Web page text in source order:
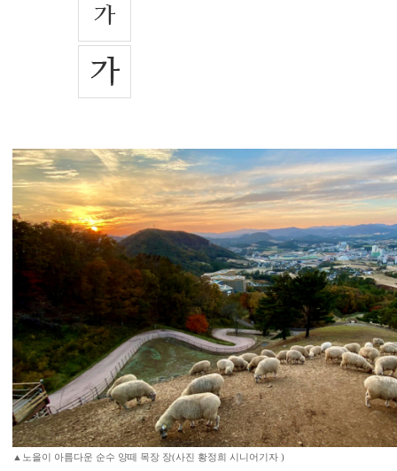
▲노을이 아름다운 순수 양떼 목장 장(사진 황정희 시니어기자 )